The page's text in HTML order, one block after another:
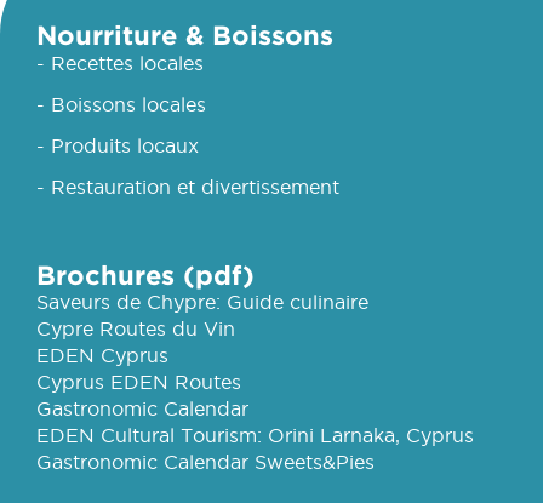
Nourriture & Boissons
- Recettes locales
- Boissons locales
- Produits locaux
- Restauration et divertissement
Brochures (pdf)
Saveurs de Chypre: Guide culinaire
Cypre Routes du Vin
EDEN Cyprus
Cyprus EDEN Routes
Gastronomic Calendar
EDEN Cultural Tourism: Orini Larnaka, Cyprus
Gastronomic Calendar Sweets&Pies